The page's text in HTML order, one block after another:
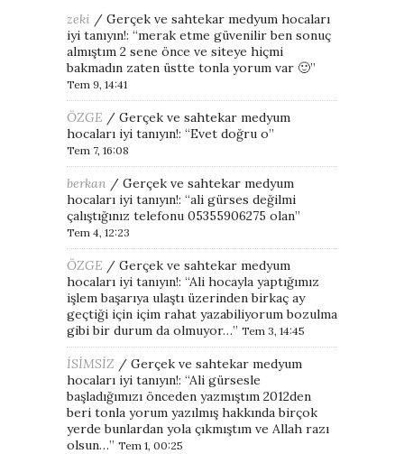
zeki / Gerçek ve sahtekar medyum hocaları
iyi tanıyın!: “merak etme güvenilir ben sonuç
almıştım 2 sene önce ve siteye hiçmi
bakmadın zaten üstte tonla yorum var 🙂”
Tem 9, 14:41
ÖZGE / Gerçek ve sahtekar medyum
hocaları iyi tanıyın!: “Evet doğru o”
Tem 7, 16:08
berkan / Gerçek ve sahtekar medyum
hocaları iyi tanıyın!: “ali gürses değilmi
çalıştığınız telefonu 05355906275 olan”
Tem 4, 12:23
ÖZGE / Gerçek ve sahtekar medyum
hocaları iyi tanıyın!: “Ali hocayla yaptığımız
işlem başarıya ulaştı üzerinden birkaç ay
geçtiği için içim rahat yazabiliyorum bozulma
gibi bir durum da olmuyor…” Tem 3, 14:45
İSİMSİZ / Gerçek ve sahtekar medyum
hocaları iyi tanıyın!: “Ali gürsesle
başladığımızı önceden yazmıştım 2012den
beri tonla yorum yazılmış hakkında birçok
yerde bunlardan yola çıkmıştım ve Allah razı
olsun…” Tem 1, 00:25